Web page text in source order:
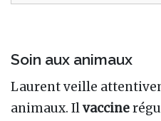
Soin aux animaux
Laurent veille
animaux. Ilvaccine